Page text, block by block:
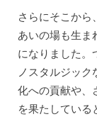
さらにそこから
あいの場も生ま
になりました。
ノスタルジッ
化への貢献や、
を果たしている